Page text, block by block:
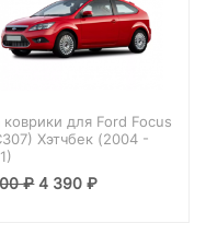
коврики для Ford Focus
Хэтчбек (2004 -
₽ 4 390₽